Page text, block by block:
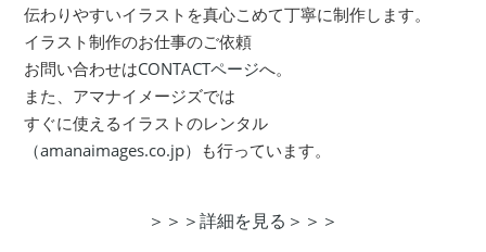
伝わりやすいイラストを真心こめて丁寧に制作します。
イラスト制作のお仕事のご依頼
お問い合わせはCONTACTページへ。
また、アマナイメージズでは
すぐに使えるイラストのレンタル
（amanaimages.co.jp） も行っています。
＞＞＞詳細を見る＞＞＞